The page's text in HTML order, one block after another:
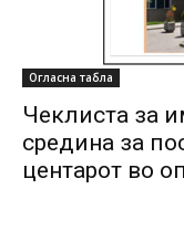
Огласна табла
Чеклиста за
средина за
центарот во